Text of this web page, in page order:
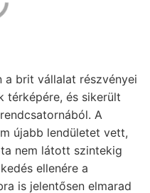
a brit vállalat részvényei
térképére, és sikerült
A
újabb lendületet vett,
nem látott szintekig
ellenére a
is jelentősen elmarad